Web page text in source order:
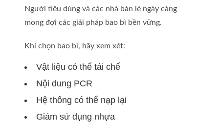
Người tiêu dùng và các nhà bán lẻ ngày càng
mong đợi các giải pháp bao bì bền vững.
Khi chọn bao bì, hãy xem xét:
Vật liệu có thể tái chế
Nội dung PCR
Hệ thống có thể nạp lại
Giảm sử dụng nhựa